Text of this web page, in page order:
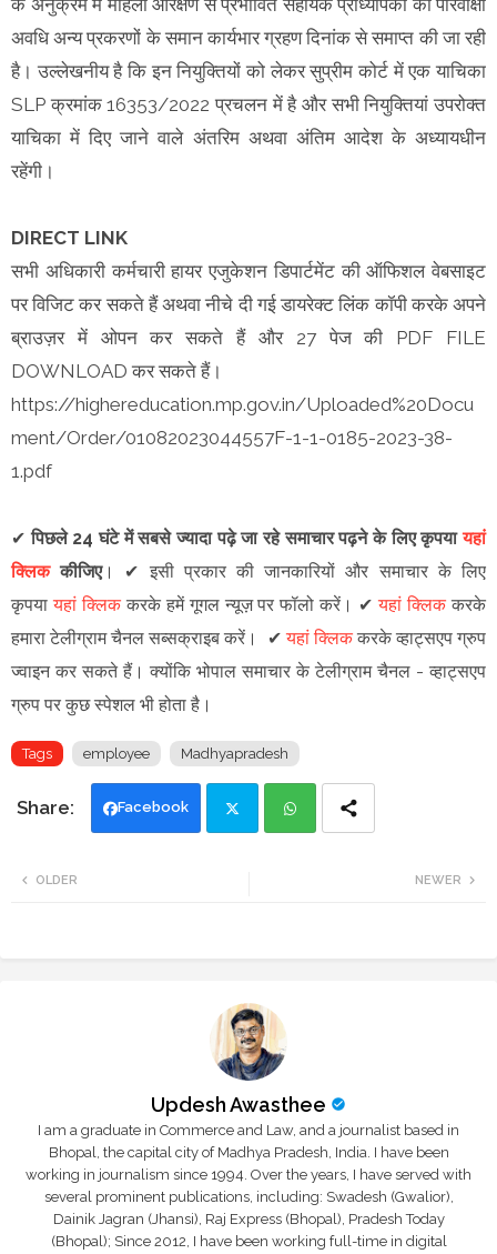
अवधि अन्य प्रकरणों के समान कार्यभार ग्रहण दिनांक से समाप्त की जा रही
है। उल्लेखनीय है कि इन नियुक्तियों को लेकर सुप्रीम कोर्ट में एक याचिका
SLP क्रमांक 16353/2022 प्रचलन में है और सभी नियुक्तियां उपरोक्त
याचिका में दिए जाने वाले अंतरिम अथवा अंतिम आदेश के अध्यायधीन
रहेंगी।
DIRECT LINK
सभी अधिकारी कर्मचारी हायर एजुकेशन डिपार्टमेंट की ऑफिशल वेबसाइट
पर विजिट कर सकते हैं अथवा नीचे दी गई डायरेक्ट लिंक कॉपी करके अपने
ब्राउज़र में ओपन कर सकते हैं और 27 पेज की PDF FILE
DOWNLOAD कर सकते हैं।
https://highereducation.mp.gov.in/Uploaded%20Docu
ment/Order/01082023044557F-1-1-0185-2023-38-
1.pdf
✔पिछले 24 घंटे में सबसे ज्यादा पढ़े जा रहे समाचार पढ़ने के लिए कृपयायहां
क्लिककीजिए। ✔ इसी प्रकार की जानकारियों और समाचार के लिए
कृपयायहां क्लिककरके हमें गूगल न्यूज़ पर फॉलो करें । ✔यहां क्लिककरके
हमारा टेलीग्राम चैनल सब्सक्राइब करें।
✔यहां क्लिककरके व्हाट्सएप ग्रुप
ज्वाइन कर सकते हैं। क्योंकि भोपाल समाचार के टेलीग्राम चैनल - व्हाट्सएप
ग्रुप पर कुछ स्पेशल भी होता है।
Tags employee Madhyapradesh
Facebook
NEWER
OLDER
Updesh Awasthee
I am a graduate in Commerce and Law, and a journalist based in
Bhopal, the capital city of Madhya Pradesh, India. I have been
working in journalism since 1994. Over the years, I have served with
several prominent publications, including: Swadesh (Gwalior),
Dainik Jagran (Jhansi), Raj Express (Bhopal), Pradesh Today
(Bhopal); Since 2012, I have been working full-time in digital